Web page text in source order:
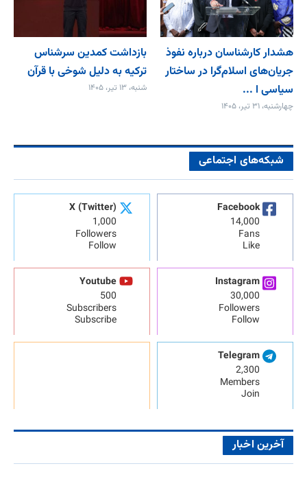
هشدار کارشناسان درباره نفوذ
جریان‌های اسلام‌گرا در ساختار
سیاسی ا ...
چهارشنبه، ۳۱ تیر، ۱۴۰۵
بازداشت کمدین سرشناس
ترکیه به دلیل شوخی با قرآن
شنبه، ۱۳ تیر، ۱۴۰۵
شبکه‌های اجتماعی
Facebook
14,000
Fans
Like
X (Twitter)
1,000
Followers
Follow
Instagram
30,000
Followers
Follow
Youtube
500
Subscribers
Subscribe
Telegram
2,300
Members
Join
آخرین اخبار